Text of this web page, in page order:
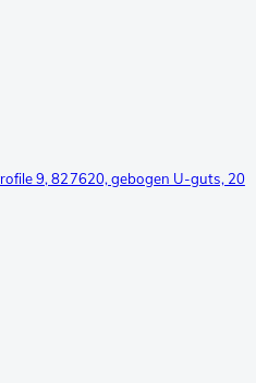
9, 827620, gebogen U-guts, 20